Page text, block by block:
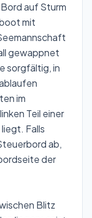
auf Sturm
mit
gewappnet
sorgfältig, in
im
Teil einer
Falls
ab,
der
Blitz